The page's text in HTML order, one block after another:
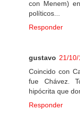
con Menem)
políticos...
Responder
gustavo 21/
Coincido con
fue Chávez.
hipócrita que
Responder